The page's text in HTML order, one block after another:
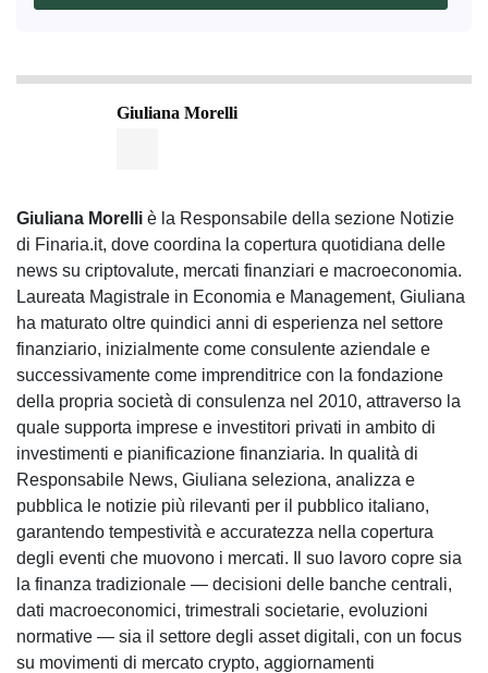
Giuliana Morelli
Giuliana Morelli è la Responsabile della sezione Notizie
di Finaria.it, dove coordina la copertura quotidiana delle
news su criptovalute, mercati finanziari e macroeconomia.
Laureata Magistrale in Economia e Management, Giuliana
ha maturato oltre quindici anni di esperienza nel settore
finanziario, inizialmente come consulente aziendale e
successivamente come imprenditrice con la fondazione
della propria società di consulenza nel 2010, attraverso la
quale supporta imprese e investitori privati in ambito di
investimenti e pianificazione finanziaria. In qualità di
Responsabile News, Giuliana seleziona, analizza e
pubblica le notizie più rilevanti per il pubblico italiano,
garantendo tempestività e accuratezza nella copertura
degli eventi che muovono i mercati. Il suo lavoro copre sia
la finanza tradizionale — decisioni delle banche centrali,
dati macroeconomici, trimestrali societarie, evoluzioni
normative — sia il settore degli asset digitali, con un focus
su movimenti di mercato crypto, aggiornamenti